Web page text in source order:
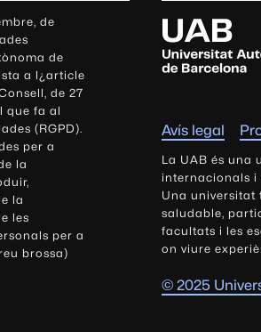
de
de
a l¿article
de 27
que fa al
(RGPD).
per a
la
la
les
per a
brossa)
U
n
i
s
i
t
a
t
A
u
t
ò
Avís legal
La UAB és una
internacionals i
Una universitat
saludable,
facultats i les
on viure
© 2025